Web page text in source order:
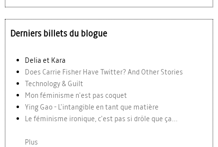
Derniers billets du blogue
Delia et Kara
Does Carrie Fisher Have Twitter? And Other Stories
Technology & Guilt
Mon féminisme n'est pas coquet
Ying Gao - L'intangible en tant que matière
Le féminisme ironique, c'est pas si drôle que ça...
Plus